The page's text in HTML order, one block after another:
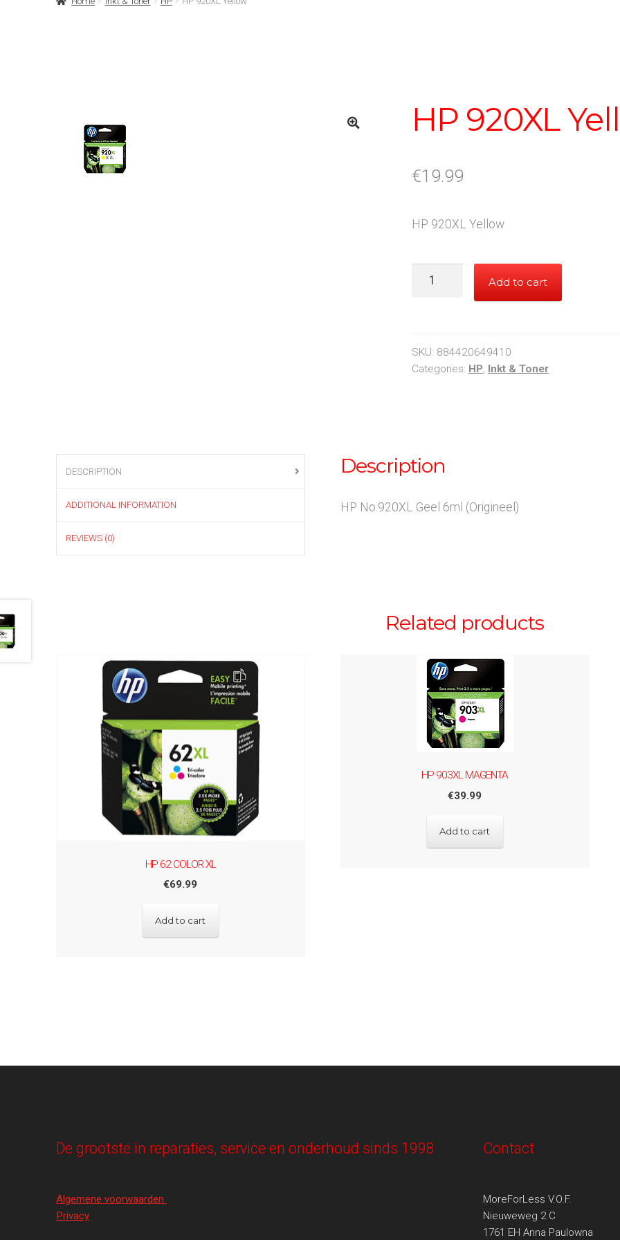
HP 920XL
€19.99
HP 920XL Yellow
Add to cart
SKU: 884420649410
Categories: HP, Inkt & Toner
DESCRIPTION
ADDITIONAL INFORMATION
REVIEWS (0)
Description
HP No.920XL Geel 6ml (Origineel)
Related products
HP 62 COLOR XL
€69.99
Add to cart
HP 903XL MAGENTA
€39.99
Add to cart
De grootste in reparaties, service en onderhoud sinds 1998
Algemene voorwaarden
Privacy
Contact
MoreForLess V.O.F.
Nieuweweg 2 C
1761 EH Anna Paulowna